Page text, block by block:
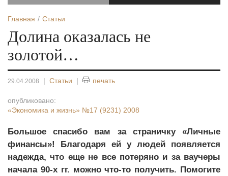
Главная Статьи
Долина оказалась не
золотой…
29.04.2008 | Статьи | печать
опубликовано:
«Экономика и жизнь» №17 (9231) 2008
Большое спасибо вам за страничку «Личные
финансы»! Благодаря ей у людей появляется
надежда, что еще не все потеряно и за ваучеры
начала 90-х гг. можно что-то получить. Помогите